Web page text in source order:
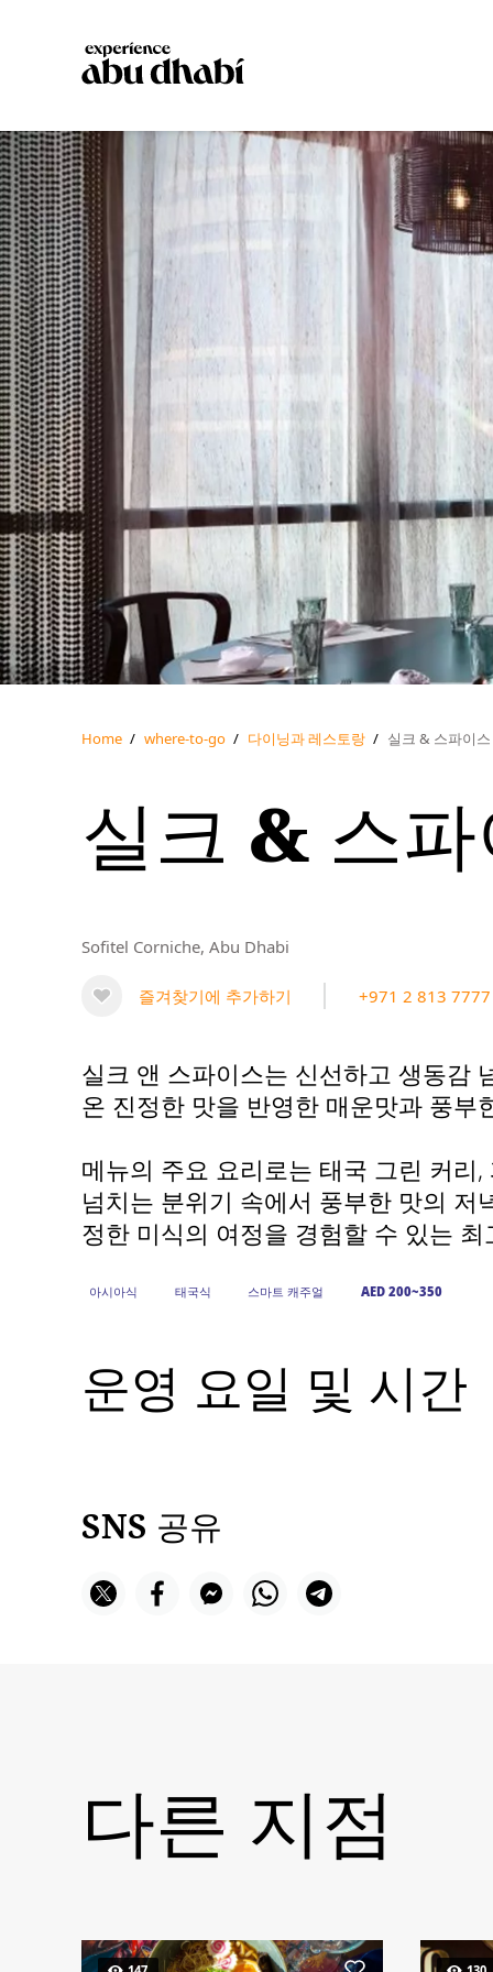
Home / where-to-go / 다이닝과 레스토랑 / 실크 & 스파이스
실크 & 스
Sofitel Corniche, Abu Dhabi
즐겨찾기에 추가하기 +971 2 813 7777
실크 앤 스파이스는 신선하고 생동감
온 진정한 맛을 반영한 매운맛과 풍
메뉴의 주요 요리로는 태국 그린 커리
넘치는 분위기 속에서 풍부한 맛의
정한 미식의 여정을 경험할 수 있는
아시아식 태국식 스마트 캐주얼 AED 200~350
운영 요일 및 시간
SNS 공유
다른 지점